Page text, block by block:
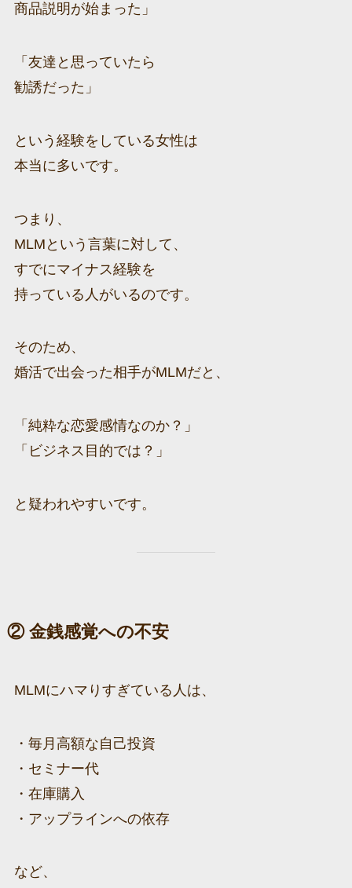
商品説明が始まった」
「友達と思っていたら
勧誘だった」
という経験をしている女性は
本当に多いです。
つまり、
MLMという言葉に対して、
すでにマイナス経験を
持っている人がいるのです。
そのため、
婚活で出会った相手がMLMだと、
「純粋な恋愛感情なのか？」
「ビジネス目的では？」
と疑われやすいです。
② 金銭感覚への不安
MLMにハマりすぎている人は、
・毎月高額な自己投資
・セミナー代
・在庫購入
・アップラインへの依存
など、